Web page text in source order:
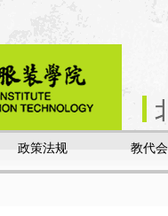
政策法规 教代会